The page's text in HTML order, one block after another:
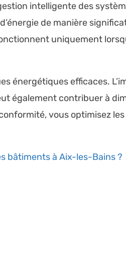
intelligente des
de manière
uniquement
énergétiques efficaces.
également contribuer à
vous optimisez
bâtiments à Aix-les-Bains ?